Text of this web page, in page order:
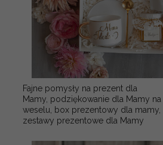
Fajne pomysły na prezent dla
Mamy, podziękowanie dla Mamy na
weselu, box prezentowy dla mamy,
zestawy prezentowe dla Mamy